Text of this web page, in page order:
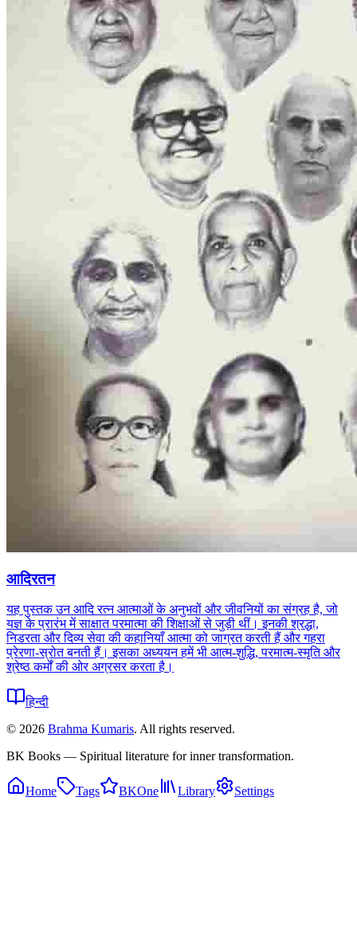
आदिरतन
यह पुस्तक उन आदि रत्न आत्माओं के अनुभवों और जीवनियों का संग्रह है, जो
यज्ञ के प्रारंभ में साक्षात परमात्मा की शिक्षाओं से जुड़ी थीं। इनकी श्रद्धा,
निडरता और दिव्य सेवा की कहानियाँ आत्मा को जाग्रत करती हैं और गहरा
प्रेरणा-स्रोत बनती हैं। इसका अध्ययन हमें भी आत्म-शुद्धि, परमात्म-स्मृति और
श्रेष्ठ कर्मों की ओर अग्रसर करता है।
हिन्दी
© 2026 Brahma Kumaris. All rights reserved.
BK Books — Spiritual literature for inner transformation.
Home Tags BKOne Library Settings